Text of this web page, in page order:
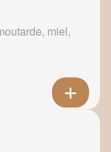
miel,